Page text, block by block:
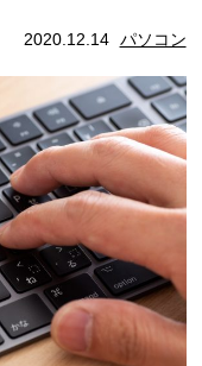
2020.12.14 パソコン